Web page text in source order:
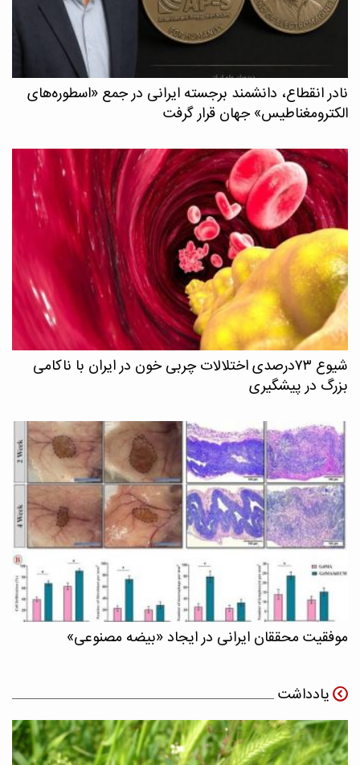
نادر انقطاع، دانشمند برجسته ایرانی در جمع «اسطوره‌های
الکترومغناطیس» جهان قرار گرفت
شیوع ۷۳درصدی اختلالات چربی خون در ایران با ناکامی
بزرگ در پیشگیری
موفقیت محققان ایرانی در ایجاد «بیضه مصنوعی»
یادداشت